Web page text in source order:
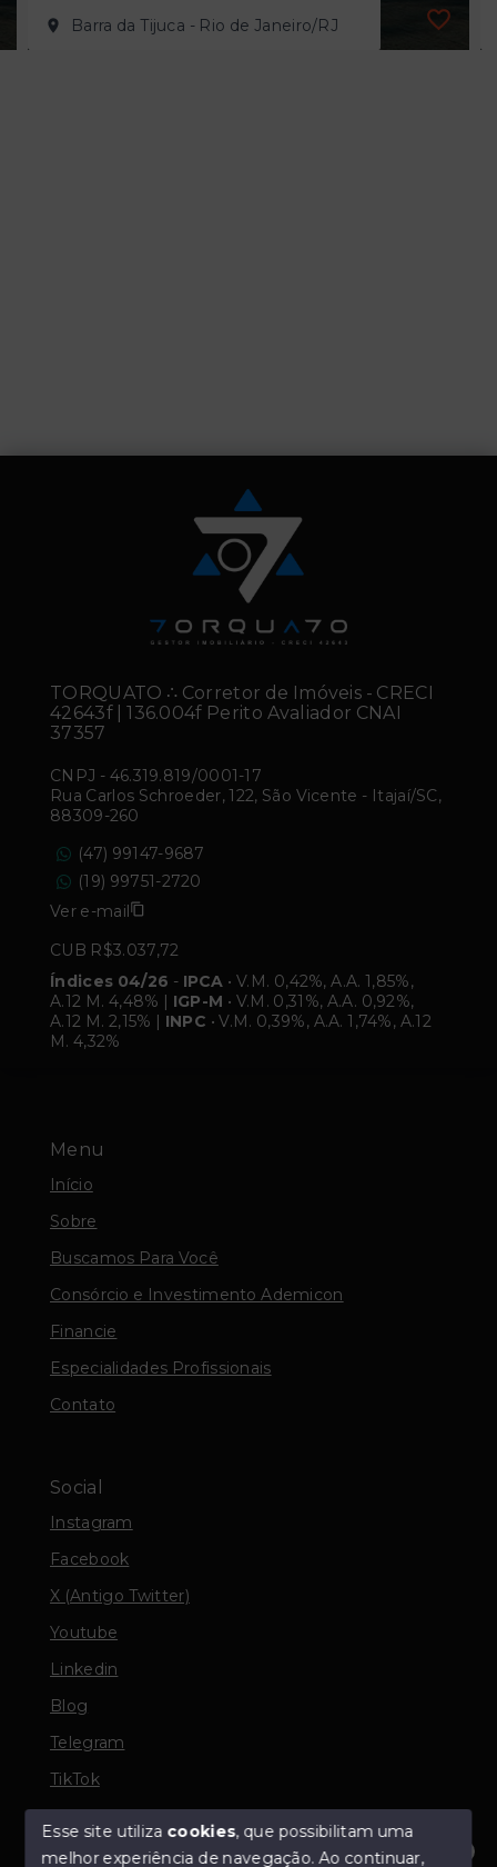
Barra da Tijuca - Rio de Janeiro/RJ
Menu
Início
Sobre
Buscamos Para Você
Consórcio e Investimento Ademicon
Financie
Especialidades Profissionais
Contato
Social
Instagram
Facebook
X (Antigo Twitter)
Youtube
Linkedin
Blog
Telegram
TikTok
TORQUATO ∴ Corretor de Imóveis - CRECI
42643f | 136.004f Perito Avaliador CNAI
37357
CNPJ - 46.319.819/0001-17
Rua Carlos Schroeder, 122, São Vicente - Itajaí/SC,
88309-260
(47) 99147-9687
(19) 99751-2720
Ver e-mail
CUB R$3.037,72
Índices 04/26 - IPCA • V.M. 0,42%, A.A. 1,85%,
A.12 M. 4,48% | IGP-M • V.M. 0,31%, A.A. 0,92%,
A.12 M. 2,15% | INPC • V.M. 0,39%, A.A. 1,74%, A.12
M. 4,32%
Esse site utiliza cookies, que possibilitam uma
melhor experiência de navegação.Ao continuar,